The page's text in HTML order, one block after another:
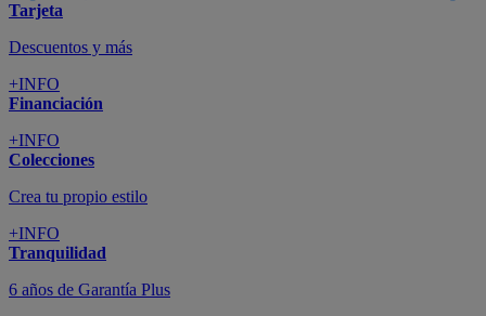
Tarjeta
Descuentos y más
+INFO
Financiación
+INFO
Colecciones
Crea tu propio estilo
+INFO
Tranquilidad
6 años de Garantía Plus